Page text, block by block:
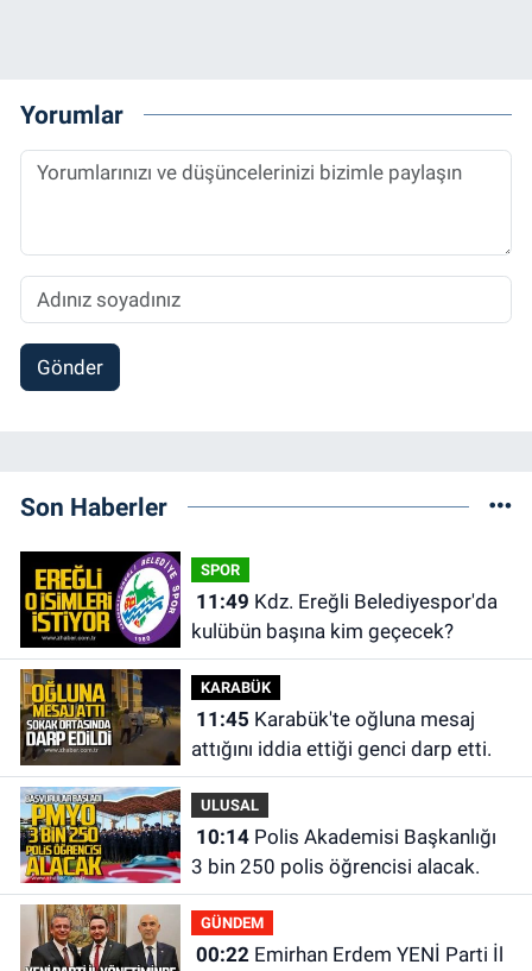
Yorumlar
Gönder
Son Haberler
SPOR
11:49
kulübün başına kim geçecek?
KARABÜK
11:45
attığını iddia ettiği genci darp etti.
ULUSAL
10:14Polis Akademisi Başkanlığı
3 bin 250 polis öğrencisi alacak.
GÜNDEM
00:22Emirhan Erdem YENİ Parti İl